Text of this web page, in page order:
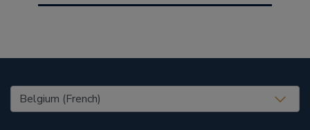
United States (EN)